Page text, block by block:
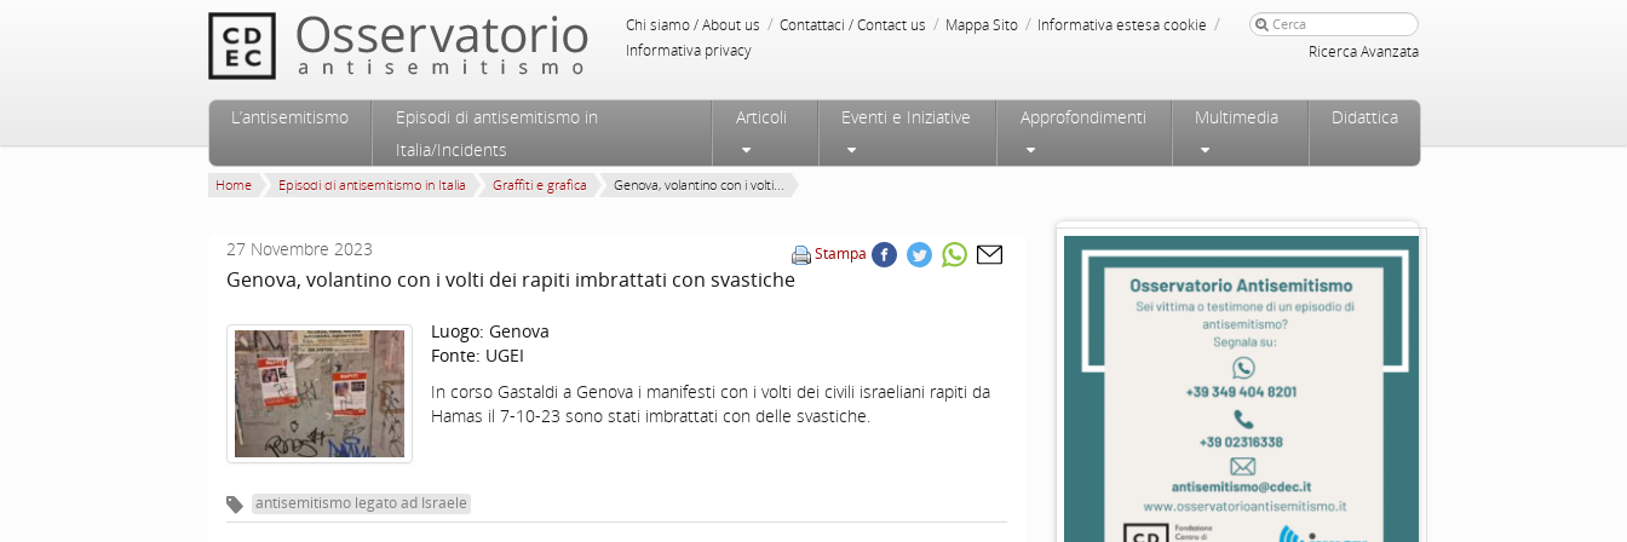
Chi siamo / About us / Contattaci / Contact us / Mappa Sito / Informativa estesa cookie /
Informativa privacy Ricerca Avanzata
Menu principale
Vai al contenuto principale
Vai al contenuto secondario
L’antisemitismo
Episodi di antisemitismo in
Italia/Incidents
Articoli Eventi e Iniziative Approfondimenti Multimedia Didattica
Home Episodi di antisemitismo in Italia Graffiti e grafica Genova, volantino con i volti...
Stampa
27 Novembre 2023
Genova, volantino con i volti dei rapiti imbrattati con svastiche
Luogo: Genova
Fonte: UGEI
In corso Gastaldi a Genova i manifesti con i volti dei civili israeliani rapiti da
Hamas il 7-10-23 sono stati imbrattati con delle svastiche.
antisemitismo legato ad Israele